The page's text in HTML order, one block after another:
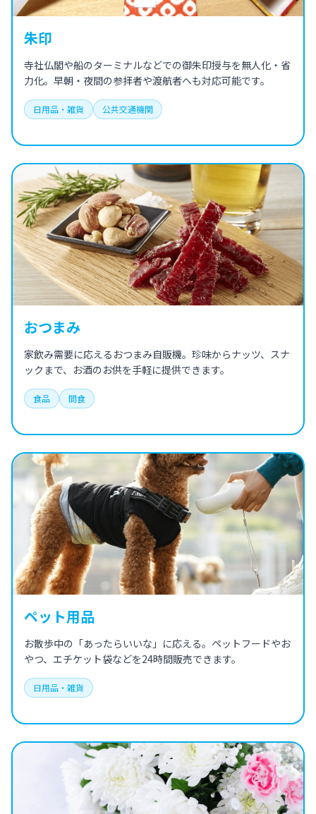
朱印
寺社仏閣や船のターミナルなどでの御朱印授与を無人化・省
力化。早朝・夜間の参拝者や渡航者へも対応可能です。
日用品・雑貨 公共交通機関
おつまみ
家飲み需要に応えるおつまみ自販機。珍味からナッツ、スナ
ックまで、お酒のお供を手軽に提供できます。
食品 間食
ペット用品
お散歩中の「あったらいいな」に応える。ペットフードやお
やつ、エチケット袋などを24時間販売できます。
日用品・雑貨